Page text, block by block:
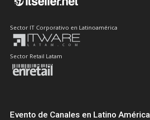
Sector IT Corporativo en Latinoamérica
Sector Retail Latam
Evento de Canales en Latino América